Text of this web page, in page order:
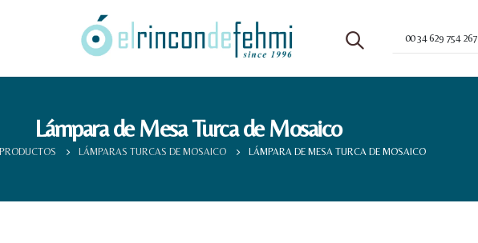
00 34 629 754 267
Lámpara de Mesa Turca de Mosaico
PRODUCTOS LÁMPARAS TURCAS DE MOSAICO LÁMPARA DE MESA TURCA DE MOSAICO